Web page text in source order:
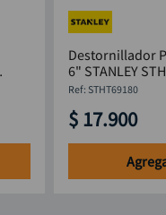
Destornillador
6" STANLEY
: STHT69180
$ 17.900